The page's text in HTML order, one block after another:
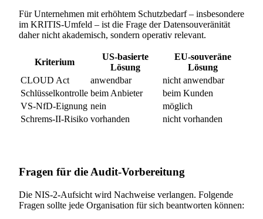
Für Unternehmen mit erhöhtem Schutzbedarf – insbesondere
im KRITIS-Umfeld – ist die Frage der Datensouveränität
daher nicht akademisch, sondern operativ relevant.
Kriterium
US-basierte
Lösung
EU-souveräne
Lösung
CLOUD Act
anwendbar
nicht anwendbar
Schlüsselkontrolle beim Anbieter
beim Kunden
VS-NfD-Eignung nein
möglich
Schrems-II-Risiko vorhanden nicht vorhanden
Fragen für die Audit-Vorbereitung
Die NIS-2-Aufsicht wird Nachweise verlangen. Folgende
Fragen sollte jede Organisation für sich beantworten können: